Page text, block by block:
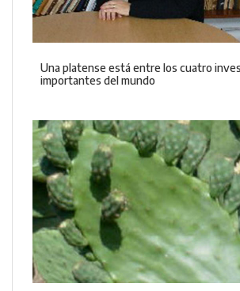
Una platense está entre los cuatro
importantes del mundo